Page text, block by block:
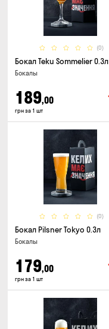
(0)
Бокал Teku Sommelier 0.3л
Бокалы
189,00
грн за 1 шт
(0)
Бокал Pilsner Tokyo 0.3л
Бокалы
179,00
грн за 1 шт